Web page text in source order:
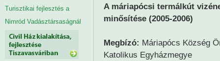
A máriapócsi termálkút
minősítése (2005-2006)
Megbízó: Máriapócs Község
Katolikus Egyházmegye
Turisztikai fejlesztés a
Nimród Vadásztársaságnál